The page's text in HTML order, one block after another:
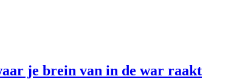
je brein van in de war raakt